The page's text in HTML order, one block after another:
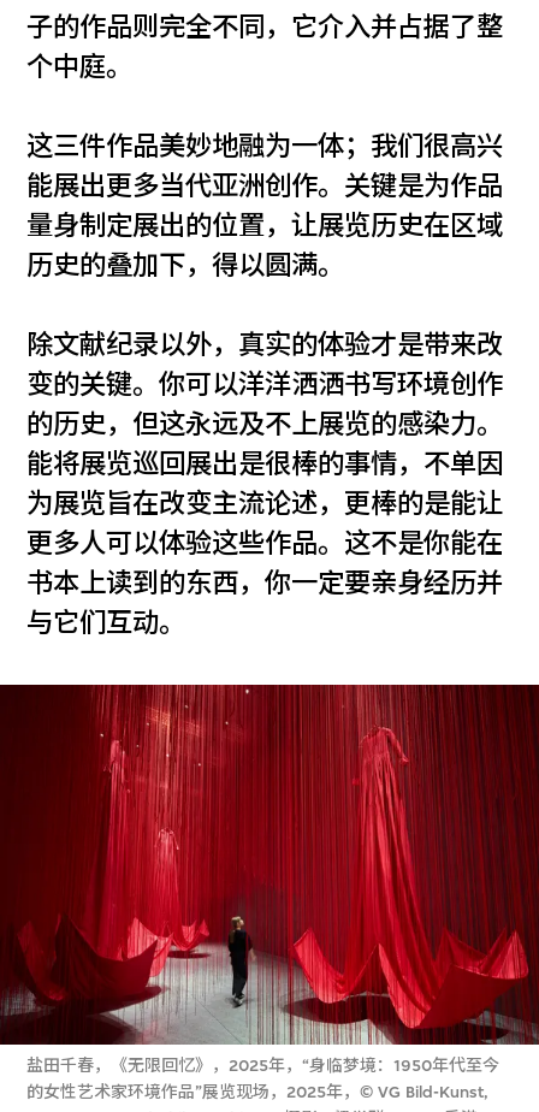
子的作品则完全不同，它介入并占据了整
个中庭。
这三件作品美妙地融为一体；我们很高兴
能展出更多当代亚洲创作。关键是为作品
量身制定展出的位置，让展览历史在区域
历史的叠加下，得以圆满。
除文献纪录以外，真实的体验才是带来改
变的关键。你可以洋洋洒洒书写环境创作
的历史，但这永远及不上展览的感染力。
能将展览巡回展出是很棒的事情，不单因
为展览旨在改变主流论述，更棒的是能让
更多人可以体验这些作品。这不是你能在
书本上读到的东西，你一定要亲身经历并
与它们互动。
盐田千春，《无限回忆》，2025年，“身临梦境：1950年代至今
的女性艺术家环境作品”展览现场，2025年，© VG Bild-Kunst,